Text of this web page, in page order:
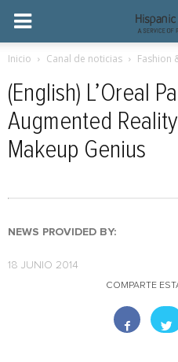
Inicio Canal de noticias Fashion
(English) L’Oreal
Augmented
Makeup Genius
NEWS PROVIDED BY:
18 JUNIO 2014
COMPARTE